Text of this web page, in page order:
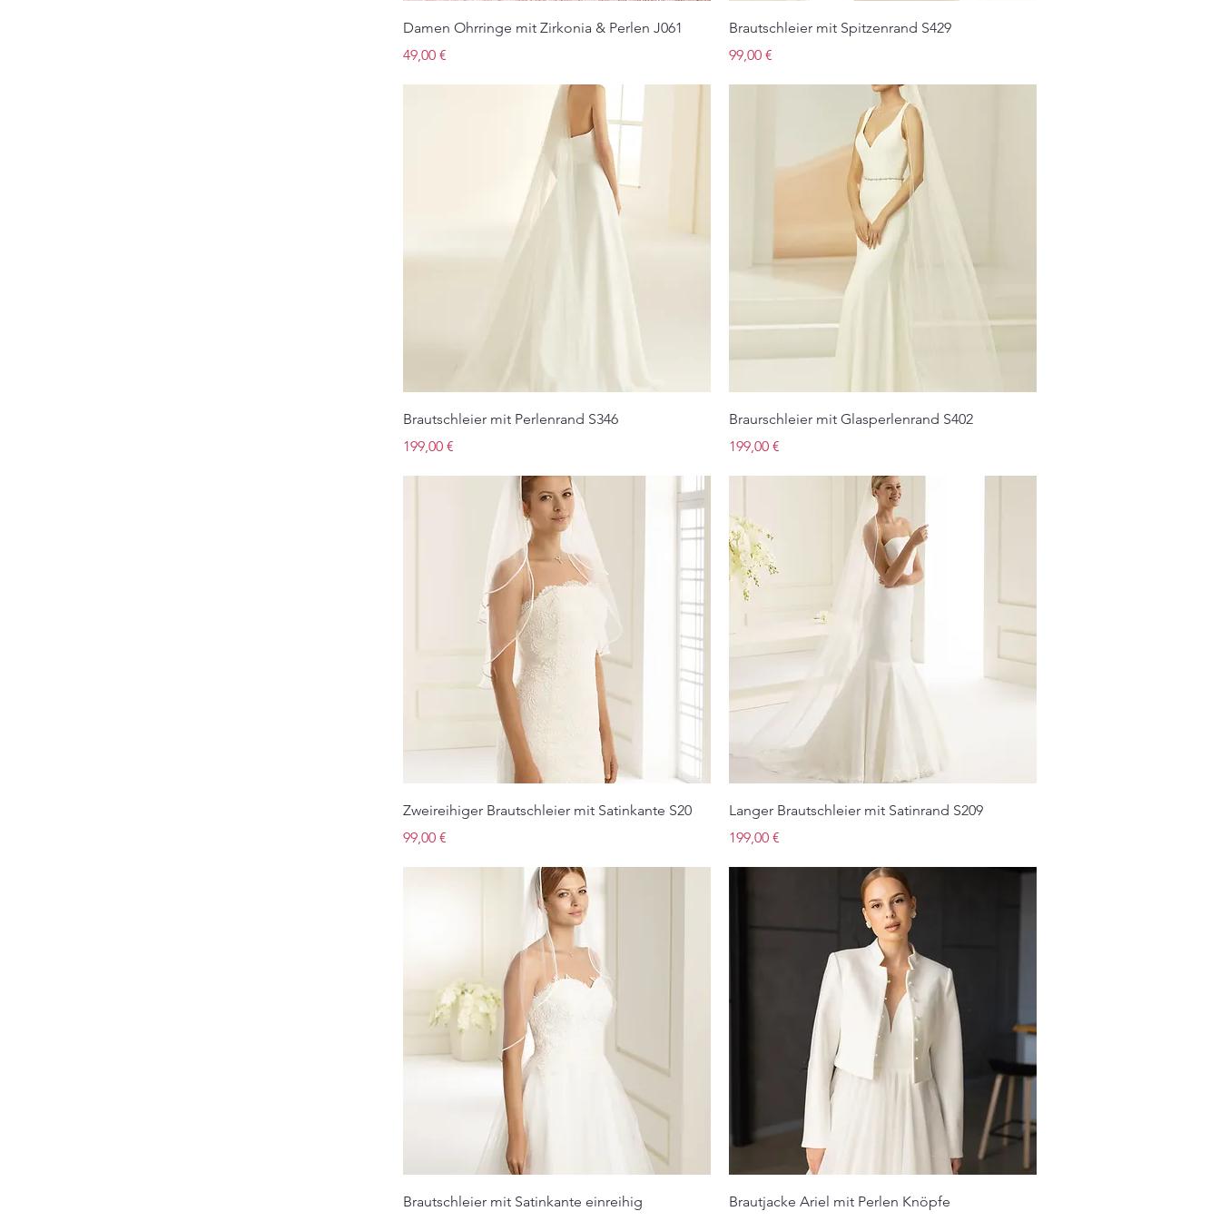
Damen Ohrringe mit Zirkonia & Perlen J061
Preis
49,00 €
Brautschleier mit Spitzenrand S429
Preis
99,00 €
Brautschleier mit Perlenrand S346
Preis
199,00 €
Braurschleier mit Glasperlenrand S402
Preis
199,00 €
Zweireihiger Brautschleier mit Satinkante S20
Preis
99,00 €
Langer Brautschleier mit Satinrand S209
Preis
199,00 €
Brautschleier mit Satinkante einreihig
Brautjacke Ariel mit Perlen Knöpfe